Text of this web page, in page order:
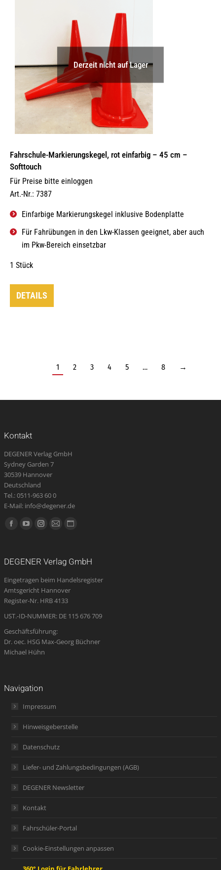
Derzeit nicht auf Lager
Fahrschule-Markierungskegel, rot einfarbig – 45 cm –
Softtouch
Für Preise bitte einloggen
Art.-Nr.: 7387
Einfarbige Markierungskegel inklusive Bodenplatte
Für Fahrübungen in den Lkw-Klassen geeignet, aber auch
im Pkw-Bereich einsetzbar
1 Stück
DETAILS
1 2 3 4 5 … 8 →
Kontakt
DEGENER Verlag GmbH
Sydney Garden 7
30539 Hannover
Deutschland
Tel.: 0511-963 60 0
E-Mail: info@degener.de
Finden Sie uns auf:
Facebook
in
new
window
YouTube
in
new
window
Instagram
in
new
window
E-
opens
in
new
window
Website
in
new
DEGENER Verlag GmbH
Eingetragen beim Handelsregister
Amtsgericht Hannover
Register-Nr. HRB 4133
UST.-ID-NUMMER: DE 115 676 709
Geschäftsführung:
Dr. oec. HSG Max-Georg Büchner
Michael Hühn
Navigation
Impressum
Hinweisgeberstelle
Datenschutz
Liefer- und Zahlungsbedingungen (AGB)
DEGENER Newsletter
Kontakt
Fahrschüler-Portal
Cookie-Einstellungen anpassen